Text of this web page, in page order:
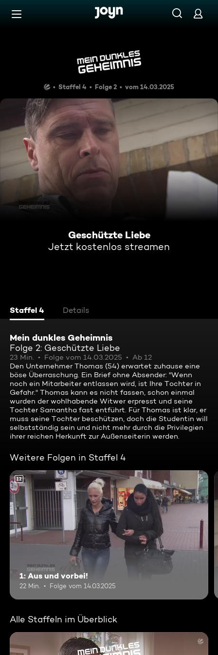
Zum Inhalt springen
Geschützte Liebe
Staffel 4 Folge 2 vom 14.03.2025
Geschützte Liebe
Jetzt kostenlos streamen
Staffel 4 Details
Mein dunkles Geheimnis
Folge 2: Geschützte Liebe
23 Min. Folge vom 14.03.2025
Ab 12
Den Unternehmer Thomas (54) erwartet zuhause eine
böse Überraschung. Ein Brief ohne Absender: "Wenn
noch ein Mitarbeiter entlassen wird, ist Ihre Tochter in
Gefahr." Thomas kann es nicht fassen, schon einmal
wurden der wohlhabende Witwer erpresst und seine
Tochter Samantha fast entführt. Für Thomas ist klar, er
muss seine Tochter beschützen, doch die Studentin will
selbstständig sein und nicht mehr durch die Privilegien
ihrer reichen Herkunft zur Außenseiterin werden.
Weitere Folgen in Staffel 4
12
1: Aus und vorbei!
22 Min. Folge vom 14.03.2025
Alle Staffeln im Überblick